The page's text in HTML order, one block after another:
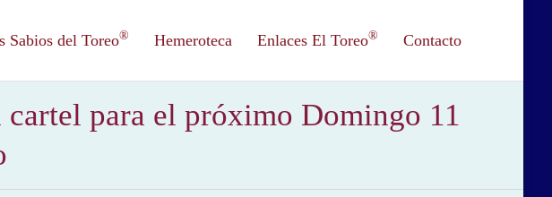
Sabios del Toreo® Hemeroteca Enlaces El Toreo® Contacto
para el próximo Domingo 11